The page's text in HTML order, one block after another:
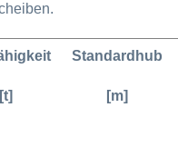
[t]
Standardhub
[m]